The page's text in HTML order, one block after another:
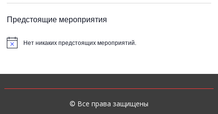
Предстоящие мероприятия
т
а
Нет никаких предстоящих мероприятий.
© Все права защищены